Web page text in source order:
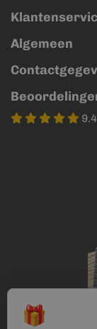
Algemeen
🎁